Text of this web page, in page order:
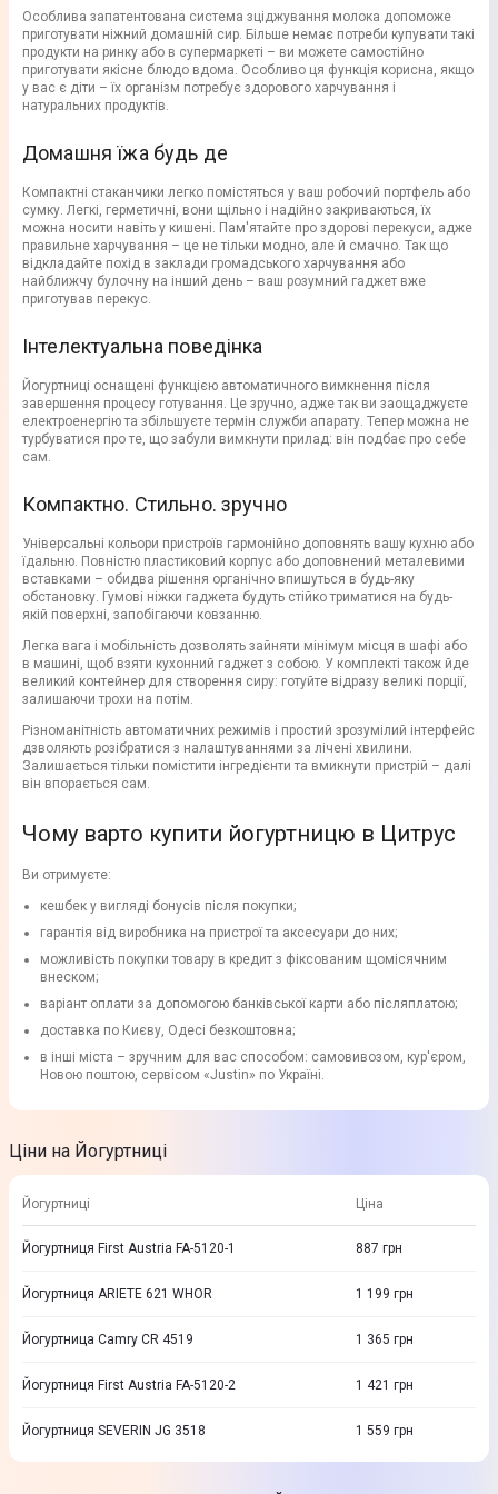
Особлива запатентована система зціджування молока допоможе
приготувати ніжний домашній сир. Більше немає потреби купувати такі
продукти на ринку або в супермаркеті – ви можете самостійно
приготувати якісне блюдо вдома. Особливо ця функція корисна, якщо
у вас є діти – їх організм потребує здорового харчування і
натуральних продуктів.
Домашня їжа будь де
Компактні стаканчики легко помістяться у ваш робочий портфель або
сумку. Легкі, герметичні, вони щільно і надійно закриваються, їх
можна носити навіть у кишені. Пам'ятайте про здорові перекуси, адже
правильне харчування – це не тільки модно, але й смачно. Так що
відкладайте похід в заклади громадського харчування або
найближчу булочну на інший день – ваш розумний гаджет вже
приготував перекус.
Інтелектуальна поведінка
Йогуртниці оснащені функцією автоматичного вимкнення після
завершення процесу готування. Це зручно, адже так ви заощаджуєте
електроенергію та збільшуєте термін служби апарату. Тепер можна не
турбуватися про те, що забули вимкнути прилад: він подбає про себе
сам.
Компактно. Стильно. зручно
Універсальні кольори пристроїв гармонійно доповнять вашу кухню або
їдальню. Повністю пластиковий корпус або доповнений металевими
вставками – обидва рішення органічно впишуться в будь-яку
обстановку. Гумові ніжки гаджета будуть стійко триматися на будь-
якій поверхні, запобігаючи ковзанню.
Легка вага і мобільність дозволять зайняти мінімум місця в шафі або
в машині, щоб взяти кухонний гаджет з собою. У комплекті також йде
великий контейнер для створення сиру: готуйте відразу великі порції,
залишаючи трохи на потім.
Різноманітність автоматичних режимів і простий зрозумілий інтерфейс
дзволяють розібратися з налаштуваннями за лічені хвилини.
Залишається тільки помістити інгредієнти та вмикнути пристрій – далі
він впорається сам.
Чому варто купити йогуртницю в Цитрус
Ви отримуєте:
кешбек у вигляді бонусів після покупки;
гарантія від виробника на пристрої та аксесуари до них;
можливість покупки товару в кредит з фіксованим щомісячним
внеском;
варіант оплати за допомогою банківської карти або післяплатою;
доставка по Києву, Одесі безкоштовна;
в інші міста – зручним для вас способом: самовивозом, кур'єром,
Новою поштою, сервісом «Justin» по Україні.
Ціни на Йогуртниці
Йогуртниці Ціна
Йогуртниця First Austria FA-5120-1 887 грн
Йогуртниця ARIETE 621 WHOR 1 199 грн
Йогуртница Camry CR 4519 1 365 грн
Йогуртниця First Austria FA-5120-2 1 421 грн
Йогуртниця SEVERIN JG 3518 1 559 грн